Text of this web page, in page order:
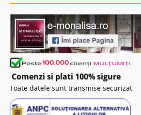
Comenzi si plati 100% sigure
Toate datele sunt transmise securizat